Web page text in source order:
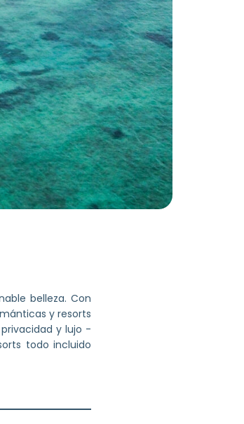
belleza. Con
y resorts
y lujo -
todo incluido